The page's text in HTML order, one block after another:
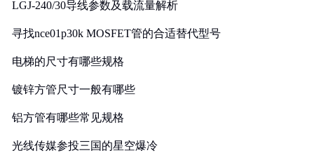
LGJ-240/30导线参数及载流量解析
寻找nce01p30k MOSFET管的合适替代型号
电梯的尺寸有哪些规格
镀锌方管尺寸一般有哪些
铝方管有哪些常见规格
光线传媒参投三国的星空爆冷